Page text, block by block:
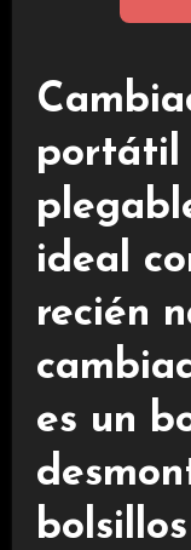
portátil
ideal
recién
es un